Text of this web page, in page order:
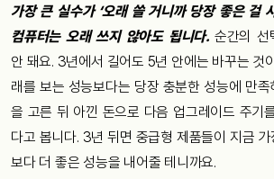
가장 큰 실수가 ‘오래 쓸 거니까 당장 좋은 걸
컴퓨터는 오래 쓰지 않아도 됩니다. 순간의 선
안 돼요. 3년에서 길어도 5년 안에는 바꾸는 것
래를 보는 성능보다는 당장 충분한 성능에 만
을 고른 뒤 아낀 돈으로 다음 업그레이드 주기
다고 봅니다. 3년 뒤면 중급형 제품들이 지금
보다 더 좋은 성능을 내어줄 테니까요.